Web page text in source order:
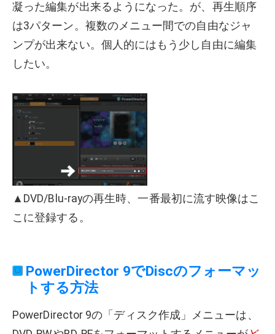
凝った編集が出来るようになった。が、再生順序
は3パターン。複数のメニュー間での自由なジャ
ンプが出来ない。個人的にはもう少し自由に編集
したい。
▲DVD/Blu-rayの再生時、一番最初に流す映像はこ
こに登録する。
PowerDirector 9でDiscのフォーマッ
トする方法
PowerDirector 9の「ディスク作成」メニューは、